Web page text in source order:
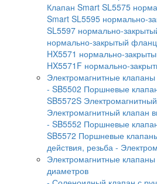
Клапан Smart SL5575
Smart SL5595 нормально-
SL5597 нормально-
нормально-закрытый
HX5571 нормально-
HX5571F нормально-
Электромагнитные
- SB5502 Поршневые
SB5572S
Электромагнитный клапан
- SB5552 Поршневые
SB5572 Поршневые
действия, резьба -
Электромагнитные
диаметров